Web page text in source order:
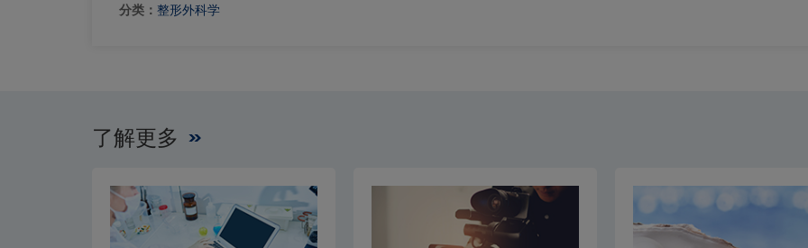
分类： 整形外科学
了解更多